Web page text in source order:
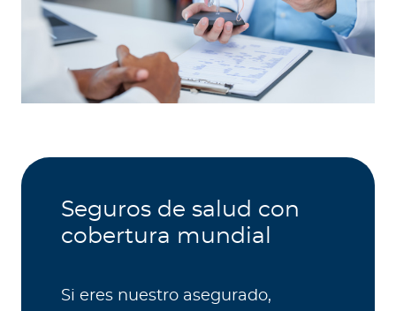
Seguros de salud con
cobertura mundial
Si eres nuestro asegurado,